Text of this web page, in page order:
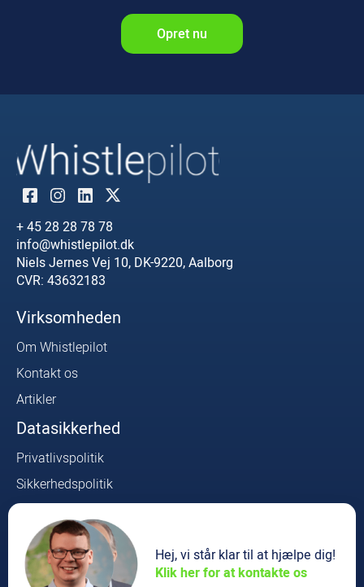
Opret nu
+ 45 28 28 78 78
info@whistlepilot.dk
Niels Jernes Vej 10, DK-9220, Aalborg
CVR: 43632183
Virksomheden
Om Whistlepilot
Kontakt os
Artikler
Datasikkerhed
Privatlivspolitik
Sikkerhedspolitik
Whistleblower Lovkrav
Produkt
Log ind
Hej, vi står klar til at hjælpe dig!
Klik her for at kontakte os